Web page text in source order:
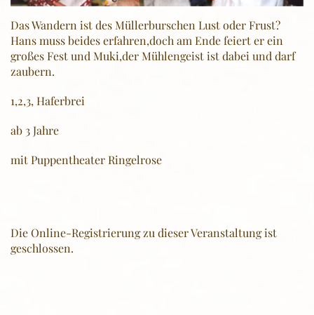
Das Wandern ist des Müllerburschen Lust oder Frust?
Hans muss beides erfahren,doch am Ende feiert er ein
großes Fest und Muki,der Mühlengeist ist dabei und darf
zaubern.
1,2,3, Haferbrei
ab 3 Jahre
mit Puppentheater Ringelrose
Die Online-Registrierung zu dieser Veranstaltung ist
geschlossen.